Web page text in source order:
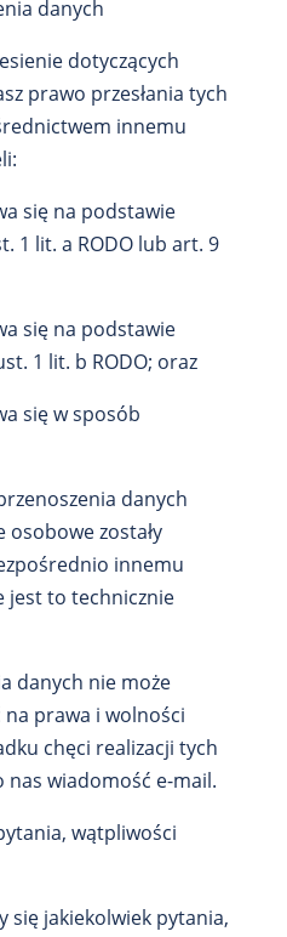
danych
dotyczących
prawo przesłania tych
innemu
się na podstawie
1 lit. a RODO lub art. 9
się na podstawie
1 lit. b RODO; oraz
się w sposób
danych
osobowe zostały
innemu
to technicznie
danych nie może
na prawa i wolności
chęci realizacji tych
nas wiadomość e-mail.
wątpliwości
się jakiekolwiek pytania,